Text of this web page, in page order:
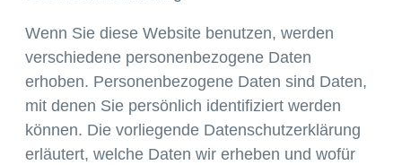
Wenn Sie diese Website benutzen, werden
verschiedene personenbezogene Daten
erhoben. Personenbezogene Daten sind Daten,
mit denen Sie persönlich identifiziert werden
können. Die vorliegende Datenschutzerklärung
erläutert, welche Daten wir erheben und wofür